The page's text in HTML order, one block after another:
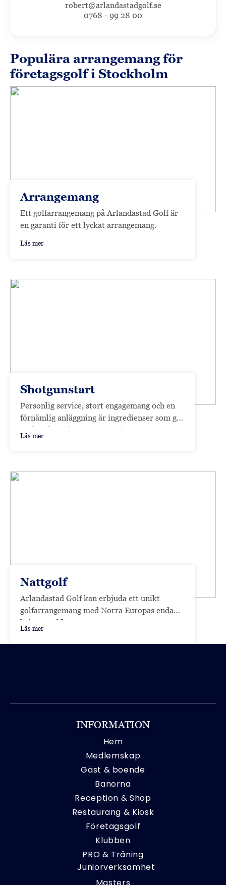
robert@arlandastadgolf.se
0768 - 99 28 00
Populära arrangemang för
företagsgolf i Stockholm
Arrangemang
Ett golfarrangemang på Arlandastad Golf är
en garanti för ett lyckat arrangemang.
Läs mer
Shotgunstart
Personlig service, stort engagemang och en
förnämlig anläggning är ingredienser som gör
att kunderna kommer att trivas.
Läs mer
Nattgolf
Arlandastad Golf kan erbjuda ett unikt
golfarrangemang med Norra Europas enda
belysta golfbana.
Läs mer
INFORMATION
Hem
Medlemskap
Gäst & boende
Banorna
Reception & Shop
Restaurang & Kiosk
Företagsgolf
Klubben
PRO & Träning
Juniorverksamhet